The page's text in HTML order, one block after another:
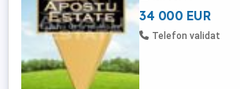
multe detalii ...
34 000 EUR
Telefon validat